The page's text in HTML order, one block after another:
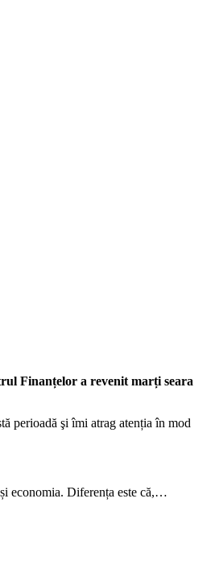
Finanțelor a revenit marți seara
perioadă şi îmi atrag atenția în mod
economia. Diferența este că,…